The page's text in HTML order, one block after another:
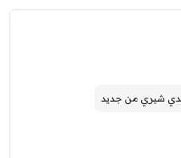
شيري من جديد